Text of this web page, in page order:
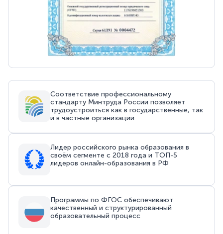
Соответствие профессиональному
стандарту Минтруда России позволяет
трудоустроиться как в государственные, так
и в частные организации
Лидер российского рынка образования в
своём сегменте с 2018 года и ТОП-5
лидеров онлайн-образования в РФ
Программы по ФГОС обеспечивают
качественный и структурированный
образовательный процесс